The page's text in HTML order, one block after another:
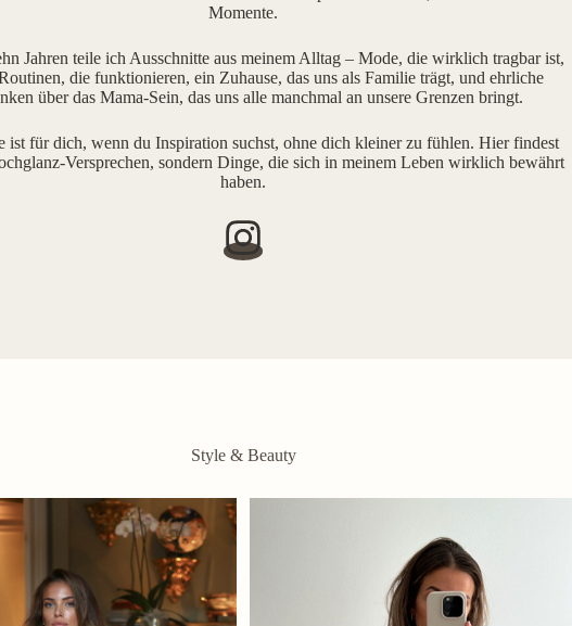
Momente.
Jahren teile ich Ausschnitte aus meinem Alltag – Mode, die wirklich tragbar ist,
die funktionieren, ein Zuhause, das uns als Familie trägt, und ehrliche
über das Mama-Sein, das uns alle manchmal an unsere Grenzen bringt.
ist für dich, wenn du Inspiration suchst, ohne dich kleiner zu fühlen. Hier findest
Versprechen, sondern Dinge, die sich in meinem Leben wirklich bewährt
haben.
Style & Beauty